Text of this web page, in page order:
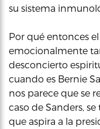
su sistema
Por qué entonces
emocionalmente
desconcierto
cuando es Bernie
nos parece que se
caso de Sanders,
que aspira a la